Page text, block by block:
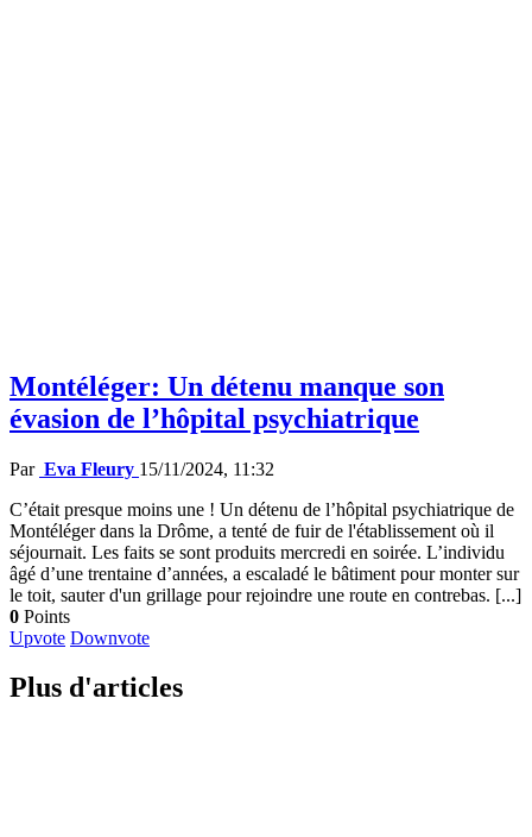
Montéléger: Un détenu manque son
évasion de l’hôpital psychiatrique
Par Eva Fleury 15/11/2024, 11:32
C’était presque moins une ! Un détenu de l’hôpital psychiatrique de
Montéléger dans la Drôme, a tenté de fuir de l'établissement où il
séjournait. Les faits se sont produits mercredi en soirée. L’individu
âgé d’une trentaine d’années, a escaladé le bâtiment pour monter sur
le toit, sauter d'un grillage pour rejoindre une route en contrebas. [...]
0 Points
Upvote Downvote
Plus d'articles